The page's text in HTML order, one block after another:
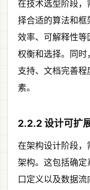
在技术选型阶段
择合适的算法和框
效率、可解释性
权衡和选择。同
支持、文档完善
素。
2.2.2 设计可扩
在架构设计阶段
架构。这包括确
口定义以及数据